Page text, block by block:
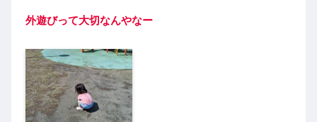
外遊びって大切なんやなー